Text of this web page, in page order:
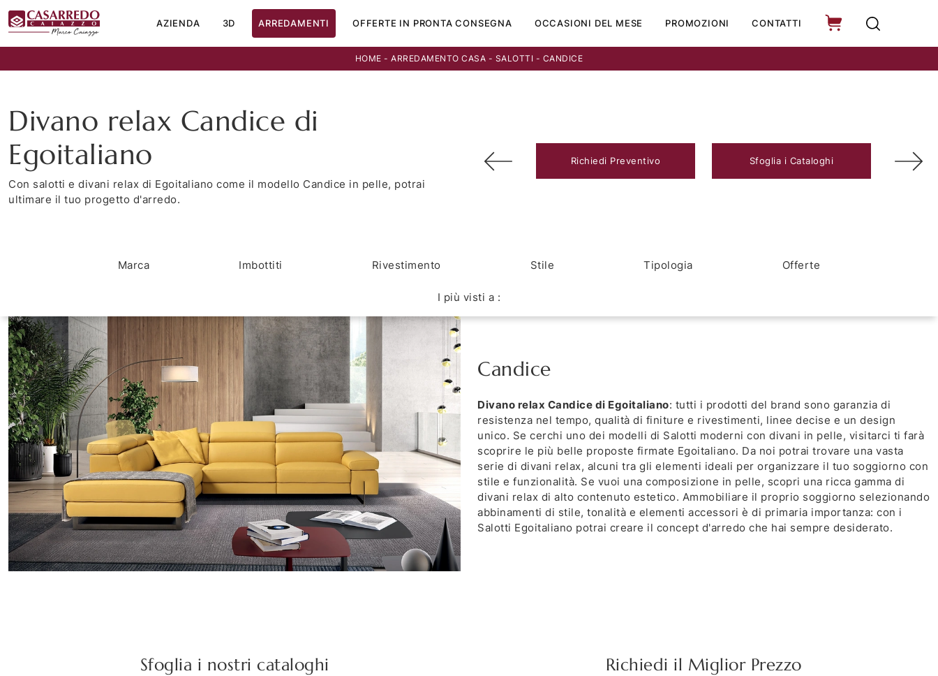
AZIENDA 3D ARREDAMENTI OFFERTE IN PRONTA CONSEGNA OCCASIONI DEL MESE PROMOZIONI CONTATTI
HOME -ARREDAMENTO CASA - SALOTTI - CANDICE
Divano relax Candice di
Egoitaliano
Con salotti e divani relax di Egoitaliano come il modello Candice in pelle, potrai
ultimare il tuo progetto d'arredo.
Richiedi Preventivo Sfoglia i Cataloghi
Marca Imbottiti Rivestimento Stile Tipologia Offerte
I più visti a :
Candice
Divano relax Candice di Egoitaliano: tutti i prodotti del brand sono garanzia di
resistenza nel tempo, qualità di finiture e rivestimenti, linee decise e un design
unico. Se cerchi uno dei modelli di Salotti moderni con divani in pelle, visitarci ti farà
scoprire le più belle proposte firmate Egoitaliano. Da noi potrai trovare una vasta
serie di divani relax, alcuni tra gli elementi ideali per organizzare il tuo soggiorno con
stile e funzionalità. Se vuoi una composizione in pelle, scopri una ricca gamma di
divani relax di alto contenuto estetico. Ammobiliare il proprio soggiorno selezionando
abbinamenti di stile, tonalità e elementi accessori è di primaria importanza: con i
Salotti Egoitaliano potrai creare il concept d'arredo che hai sempre desiderato.
Sfoglia i nostri cataloghi Richiedi il Miglior Prezzo